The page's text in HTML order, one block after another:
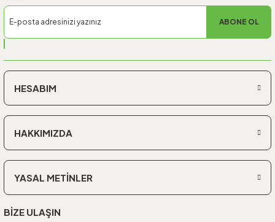
ABONE OL
HESABIM
HAKKIMIZDA
YASAL METİNLER
BİZE ULAŞIN